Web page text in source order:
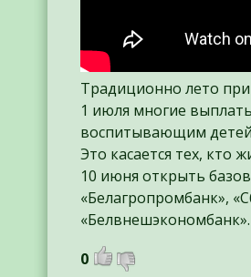
Традиционно лето
1 июля многие
воспитывающим
Это касается тех, кто
10 июня открыть
«Белагропромбанк»,
«Белвнешэкономбанк».
0